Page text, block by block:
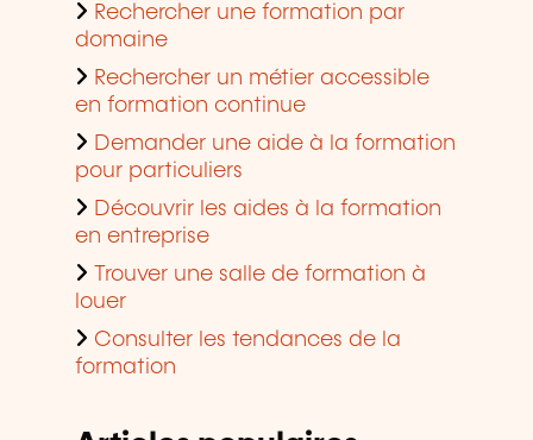
Rechercher une formation par
domaine
Rechercher un métier accessible
en formation continue
Demander une aide à la formation
pour particuliers
Découvrir les aides à la formation
en entreprise
Trouver une salle de formation à
louer
Consulter les tendances de la
formation